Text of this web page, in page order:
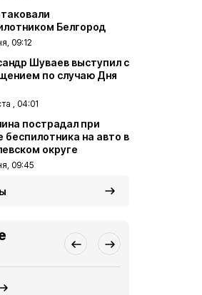
Белгород
09:12
Шуваев выступил с
по случаю Дня
, 04:01
пострадал при
беспилотника на авто в
округе
09:45